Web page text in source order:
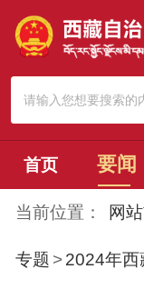
首页 要闻
当前位置： 网
专题 > 2024年西